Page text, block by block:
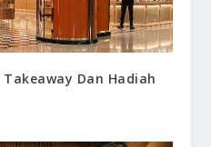
Dan Hadiah